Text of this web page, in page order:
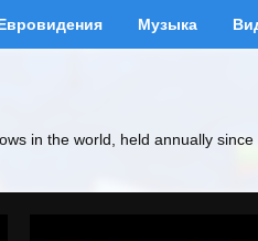
Музыка
in the world, held annually